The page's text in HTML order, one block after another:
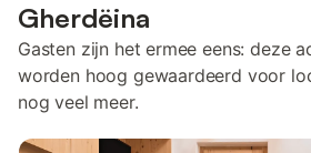
Gherdëina
Gasten zijn het ermee eens: deze
worden hoog gewaardeerd voor
nog veel meer.